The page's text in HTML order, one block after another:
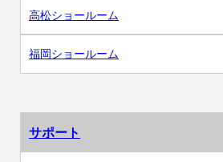
高松ショールーム
福岡ショールーム
サポート